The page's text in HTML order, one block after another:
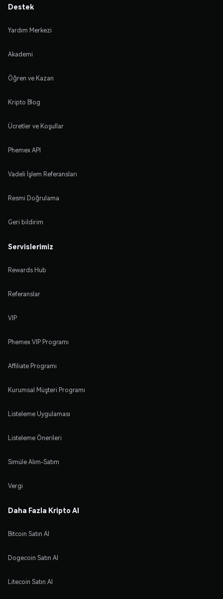
Destek
Yardım Merkezi
Akademi
Öğren ve Kazan
Kripto Blog
Ücretler ve Koşullar
Phemex API
Vadeli İşlem Referansları
Resmi Doğrulama
Geri bildirim
Servislerimiz
Rewards Hub
Referanslar
VIP
Phemex VIP Programı
Affiliate Programı
Kurumsal Müşteri Programı
Listeleme Uygulaması
Listeleme Önerileri
Simüle Alım-Satım
Vergi
Daha Fazla Kripto Al
Bitcoin Satın Al
Dogecoin Satın Al
Litecoin Satın Al